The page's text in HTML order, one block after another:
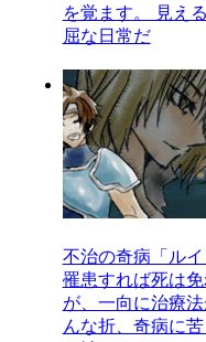
を覚ます。 見え
屈な日常だ
不治の奇病「ル
罹患すれば死は
が、一向に治療
んな折、奇病に